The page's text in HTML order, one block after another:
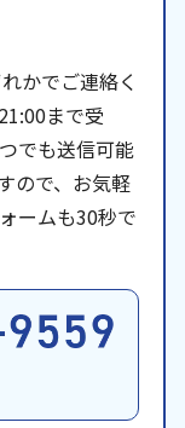
かでご連絡く
まで受
でも送信可能
ので、お気軽
ームも30秒で